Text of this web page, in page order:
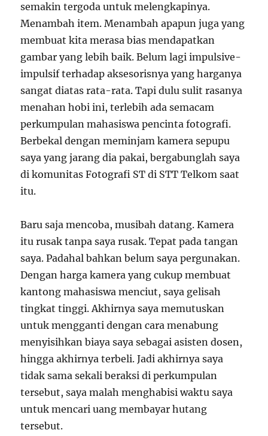
semakin tergoda untuk melengkapinya.
Menambah item. Menambah apapun juga yang
membuat kita merasa bias mendapatkan
gambar yang lebih baik. Belum lagi impulsive-
impulsif terhadap aksesorisnya yang harganya
sangat diatas rata-rata. Tapi dulu sulit rasanya
menahan hobi ini, terlebih ada semacam
perkumpulan mahasiswa pencinta fotografi.
Berbekal dengan meminjam kamera sepupu
saya yang jarang dia pakai, bergabunglah saya
di komunitas Fotografi ST di STT Telkom saat
itu.
Baru saja mencoba, musibah datang. Kamera
itu rusak tanpa saya rusak. Tepat pada tangan
saya. Padahal bahkan belum saya pergunakan.
Dengan harga kamera yang cukup membuat
kantong mahasiswa menciut, saya gelisah
tingkat tinggi. Akhirnya saya memutuskan
untuk mengganti dengan cara menabung
menyisihkan biaya saya sebagai asisten dosen,
hingga akhirnya terbeli. Jadi akhirnya saya
tidak sama sekali beraksi di perkumpulan
tersebut, saya malah menghabisi waktu saya
untuk mencari uang membayar hutang
tersebut.